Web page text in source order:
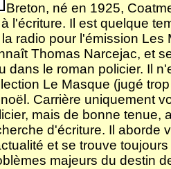
Breton, né en 1925,
l'écriture. Il est quelque
radio pour l'émission Les
Thomas Narcejac, et
dans le roman policier. Il
Le Masque (jugé
Carrière uniquement
mais de bonne tenue,
d'écriture. Il aborde
et se trouve
majeurs du destin